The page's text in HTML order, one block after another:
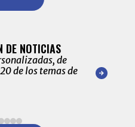
DE NOTICIAS
de
de los temas de
de las